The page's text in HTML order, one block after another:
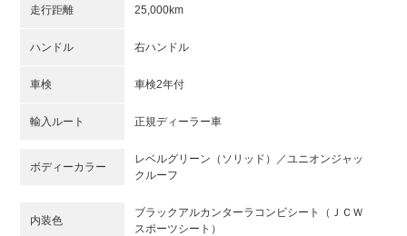
走行距離 25,000km
ハンドル 右ハンドル
車検 車検2年付
輸入ルート 正規ディーラー車
ボディーカラー
レベルグリーン（ソリッド）／ユニオンジャッ
クルーフ
内装色
ブラックアルカンターラコンビシート（ＪＣＷ
スポーツシート）